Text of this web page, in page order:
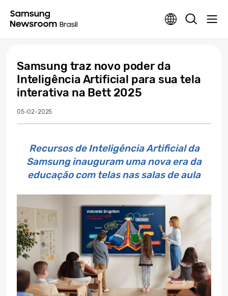
Samsung traz novo poder da
Inteligência Artificial para sua tela
interativa na Bett 2025
05-02-2025
Recursos de Inteligência Artificial da
Samsung inauguram uma nova era da
educação com telas nas salas de aula